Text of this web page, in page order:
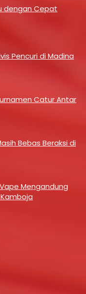
dengan Cepat
Pencuri di Madina
Catur Antar
Bebas Beraksi di
Mengandung